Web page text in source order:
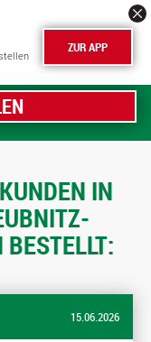
ZUR APP
IN
15.06.2026